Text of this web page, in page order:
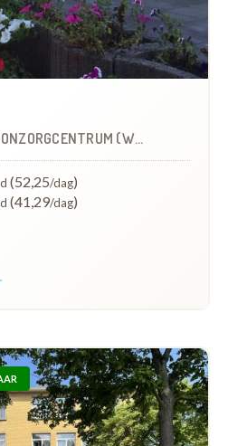
(WZC)
(52,25/dag)
(41,29/dag)